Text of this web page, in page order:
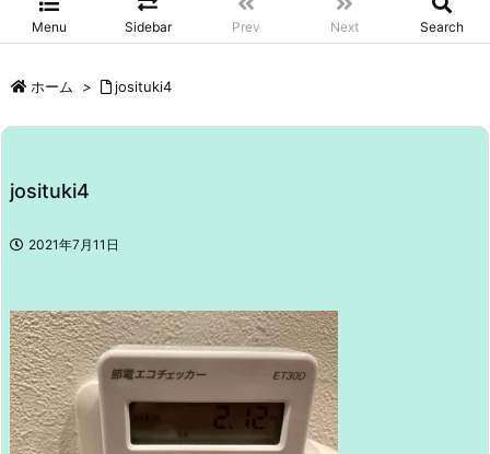
Menu Sidebar Prev Next Search
ホーム > josituki4
josituki4
2021年7月11日